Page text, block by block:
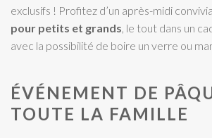
exclusifs ! Profitez d’un après-midi
pour petits et grands , le tout dans un
avec la possibilité de boire un verre ou
ÉVÉNEMENT DE
TOUTE LA FAMILLE